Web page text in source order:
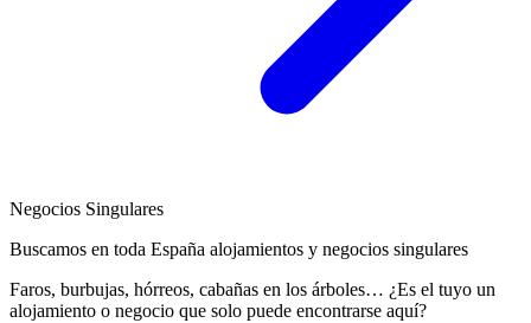
Negocios Singulares
Buscamos en toda España alojamientos y negocios singulares
Faros, burbujas, hórreos, cabañas en los árboles… ¿Es el tuyo un
alojamiento o negocio que solo puede encontrarse aquí?